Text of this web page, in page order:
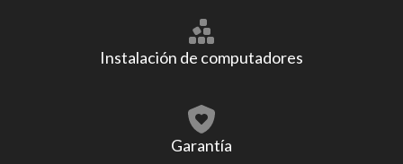
Instalación de computadores
Garantía